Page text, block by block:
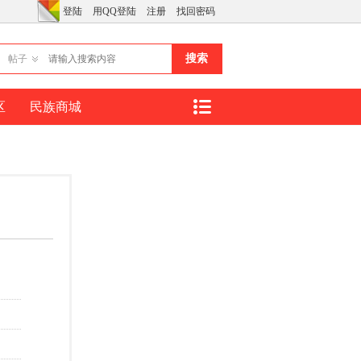
登陆 用QQ登陆 注册 找回密码
帖子 搜索
民族商城